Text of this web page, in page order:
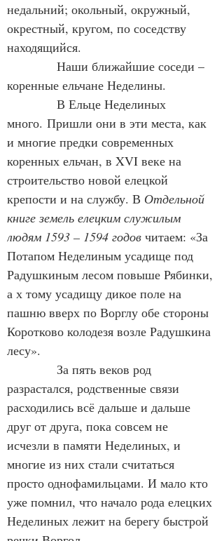
недальний; окольный, окружный,
окрестный, кругом, по соседству
находящийся.
Наши ближайшие соседи –
коренные ельчане Неделины.
В Ельце Неделиных
много. Пришли они в эти места, как
и многие предки современных
коренных ельчан, в XVI веке на
строительство новой елецкой
крепости и на службу. В Отдельной
книге земель елецким служилым
людям 1593 – 1594 годов читаем: «За
Потапом Неделиным усадище под
Радушкиным лесом повыше Рябинки,
а х тому усадищу дикое поле на
пашню вверх по Ворглу обе стороны
Коротково колодезя возле Радушкина
лесу».
За пять веков род
разрастался, родственные связи
расходились всё дальше и дальше
друг от друга, пока совсем не
исчезли в памяти Неделиных, и
многие из них стали считаться
просто однофамильцами. И мало кто
уже помнил, что начало рода елецких
Неделиных лежит на берегу быстрой